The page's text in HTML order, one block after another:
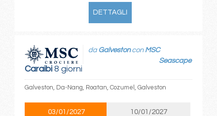
DETTAGLI
Caraibi8 giorni
da Galvestoncon MSC
Seascape
Galveston, Da-Nang, Roatan, Cozumel, Galveston
03/01/2027
10/01/2027